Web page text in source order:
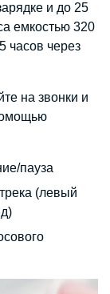
и до 25
емкостью 320
часов через
на звонки и
пауза
(левый